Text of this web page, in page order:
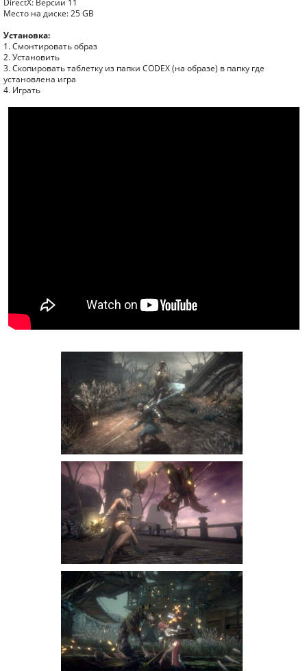
DirectX: Версии 11
Место на диске: 25 GB
Установка:
1. Смонтировать образ
2. Установить
3. Скопировать таблетку из папки CODEX (на образе) в папку где
установлена игра
4. Играть